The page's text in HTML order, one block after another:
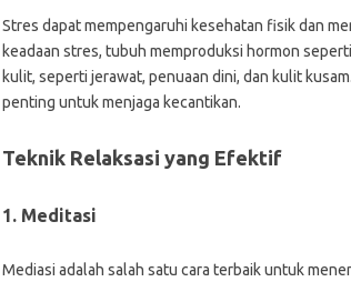
Stres dapat mempengaruhi kesehatan fisik dan
keadaan stres, tubuh memproduksi hormon
kulit, seperti jerawat, penuaan dini, dan kulit
penting untuk menjaga kecantikan.
Teknik Relaksasi yang Efektif
1. Meditasi
Mediasi adalah salah satu cara terbaik untuk